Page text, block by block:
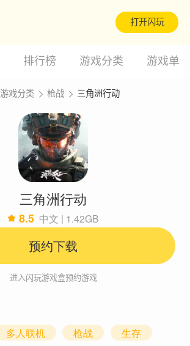
打开闪玩
排行榜 游戏分类 游戏单
游戏分类 枪战 三角洲行动
三角洲行动
8.5 中文 | 1.42GB
预约下载
进入闪玩游戏盒预约游戏
多人联机 枪战 生存